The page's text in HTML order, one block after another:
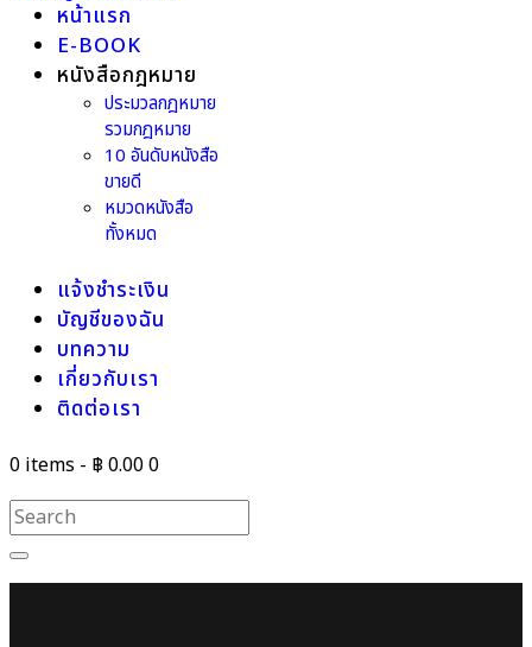
หน้าแรก
E-BOOK
หนังสือกฎหมาย
ประมวลกฎหมาย
รวมกฎหมาย
10 อันดับหนังสือ
ขายดี
หมวดหนังสือ
ทั้งหมด
แจ้งชำระเงิน
บัญชีของฉัน
บทความ
เกี่ยวกับเรา
ติดต่อเรา
0 items - ฿ 0.000